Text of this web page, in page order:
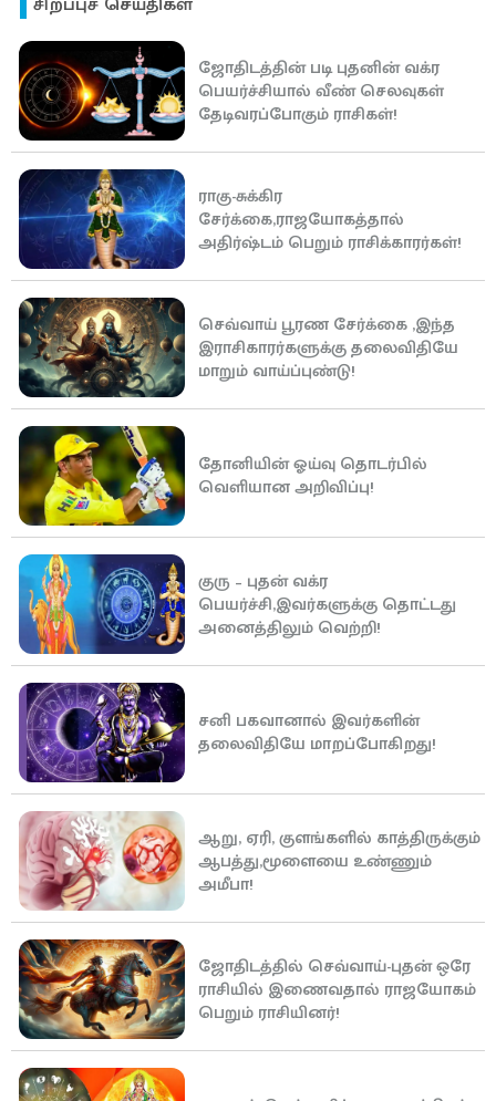
ஜோதிடத்தின் படி புதனின் வக்ர
பெயர்ச்சியால் வீண் செலவுகள்
தேடிவரப்போகும் ராசிகள்!
ராகு-சுக்கிர
சேர்க்கை,ராஜயோகத்தால்
அதிர்ஷ்டம் பெறும் ராசிக்காரர்கள்!
செவ்வாய் பூரண சேர்க்கை ,இந்த
இராசிகாரர்களுக்கு தலைவிதியே
மாறும் வாய்ப்புண்டு!
தோனியின் ஓய்வு தொடர்பில்
வெளியான அறிவிப்பு!
குரு – புதன் வக்ர
பெயர்ச்சி,இவர்களுக்கு தொட்டது
அனைத்திலும் வெற்றி!
சனி பகவானால் இவர்களின்
தலைவிதியே மாறப்போகிறது!
ஆறு, ஏரி, குளங்களில் காத்திருக்கும்
ஆபத்து,மூளையை உண்ணும்
அமீபா!
ஜோதிடத்தில் செவ்வாய்-புதன் ஒரே
ராசியில் இணைவதால் ராஜயோகம்
பெறும் ராசியினர்!